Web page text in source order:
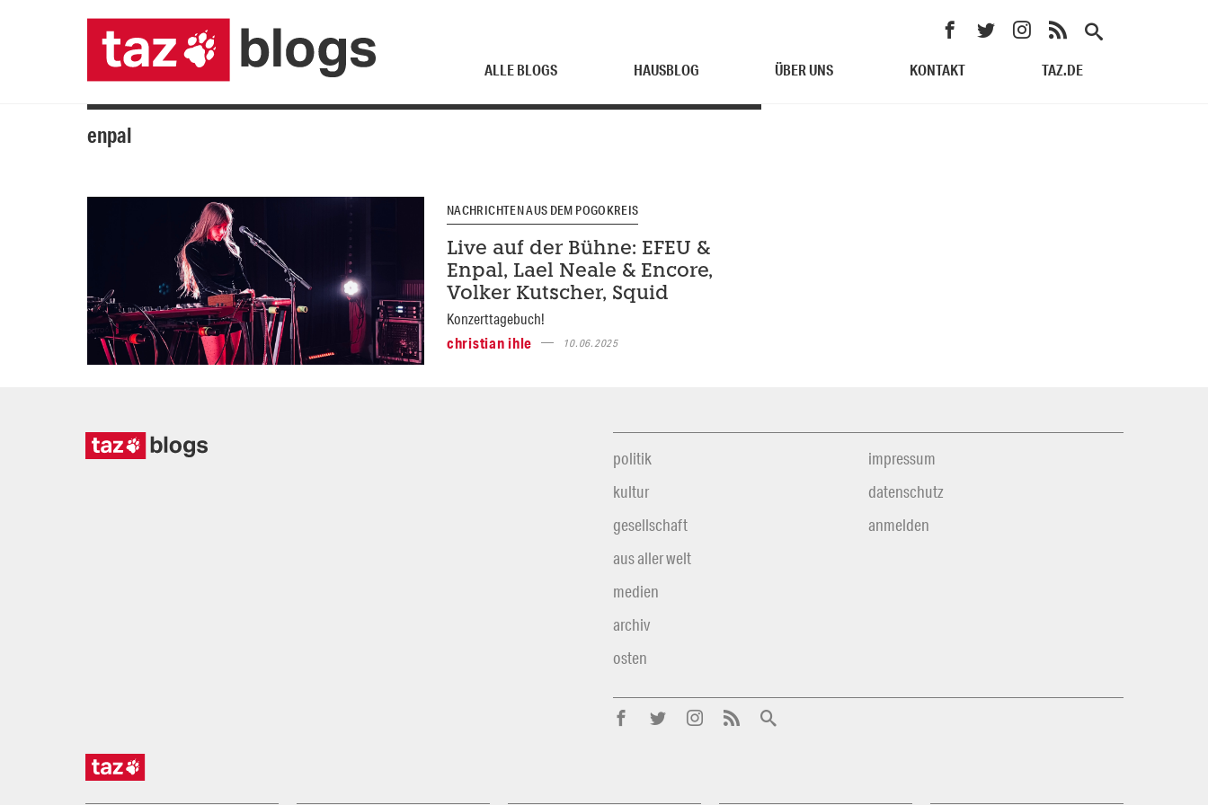
ALLE BLOGS HAUSBLOG ÜBER UNS KONTAKT TAZ.DE
enpal
NACHRICHTEN AUS DEM POGOKREIS
Live auf der Bühne: EFEU &
Enpal, Lael Neale & Encore,
Volker Kutscher, Squid
Konzerttagebuch!
christian ihle
10.06.2025
politik
kultur
gesellschaft
aus aller welt
medien
archiv
osten
impressum
datenschutz
anmelden